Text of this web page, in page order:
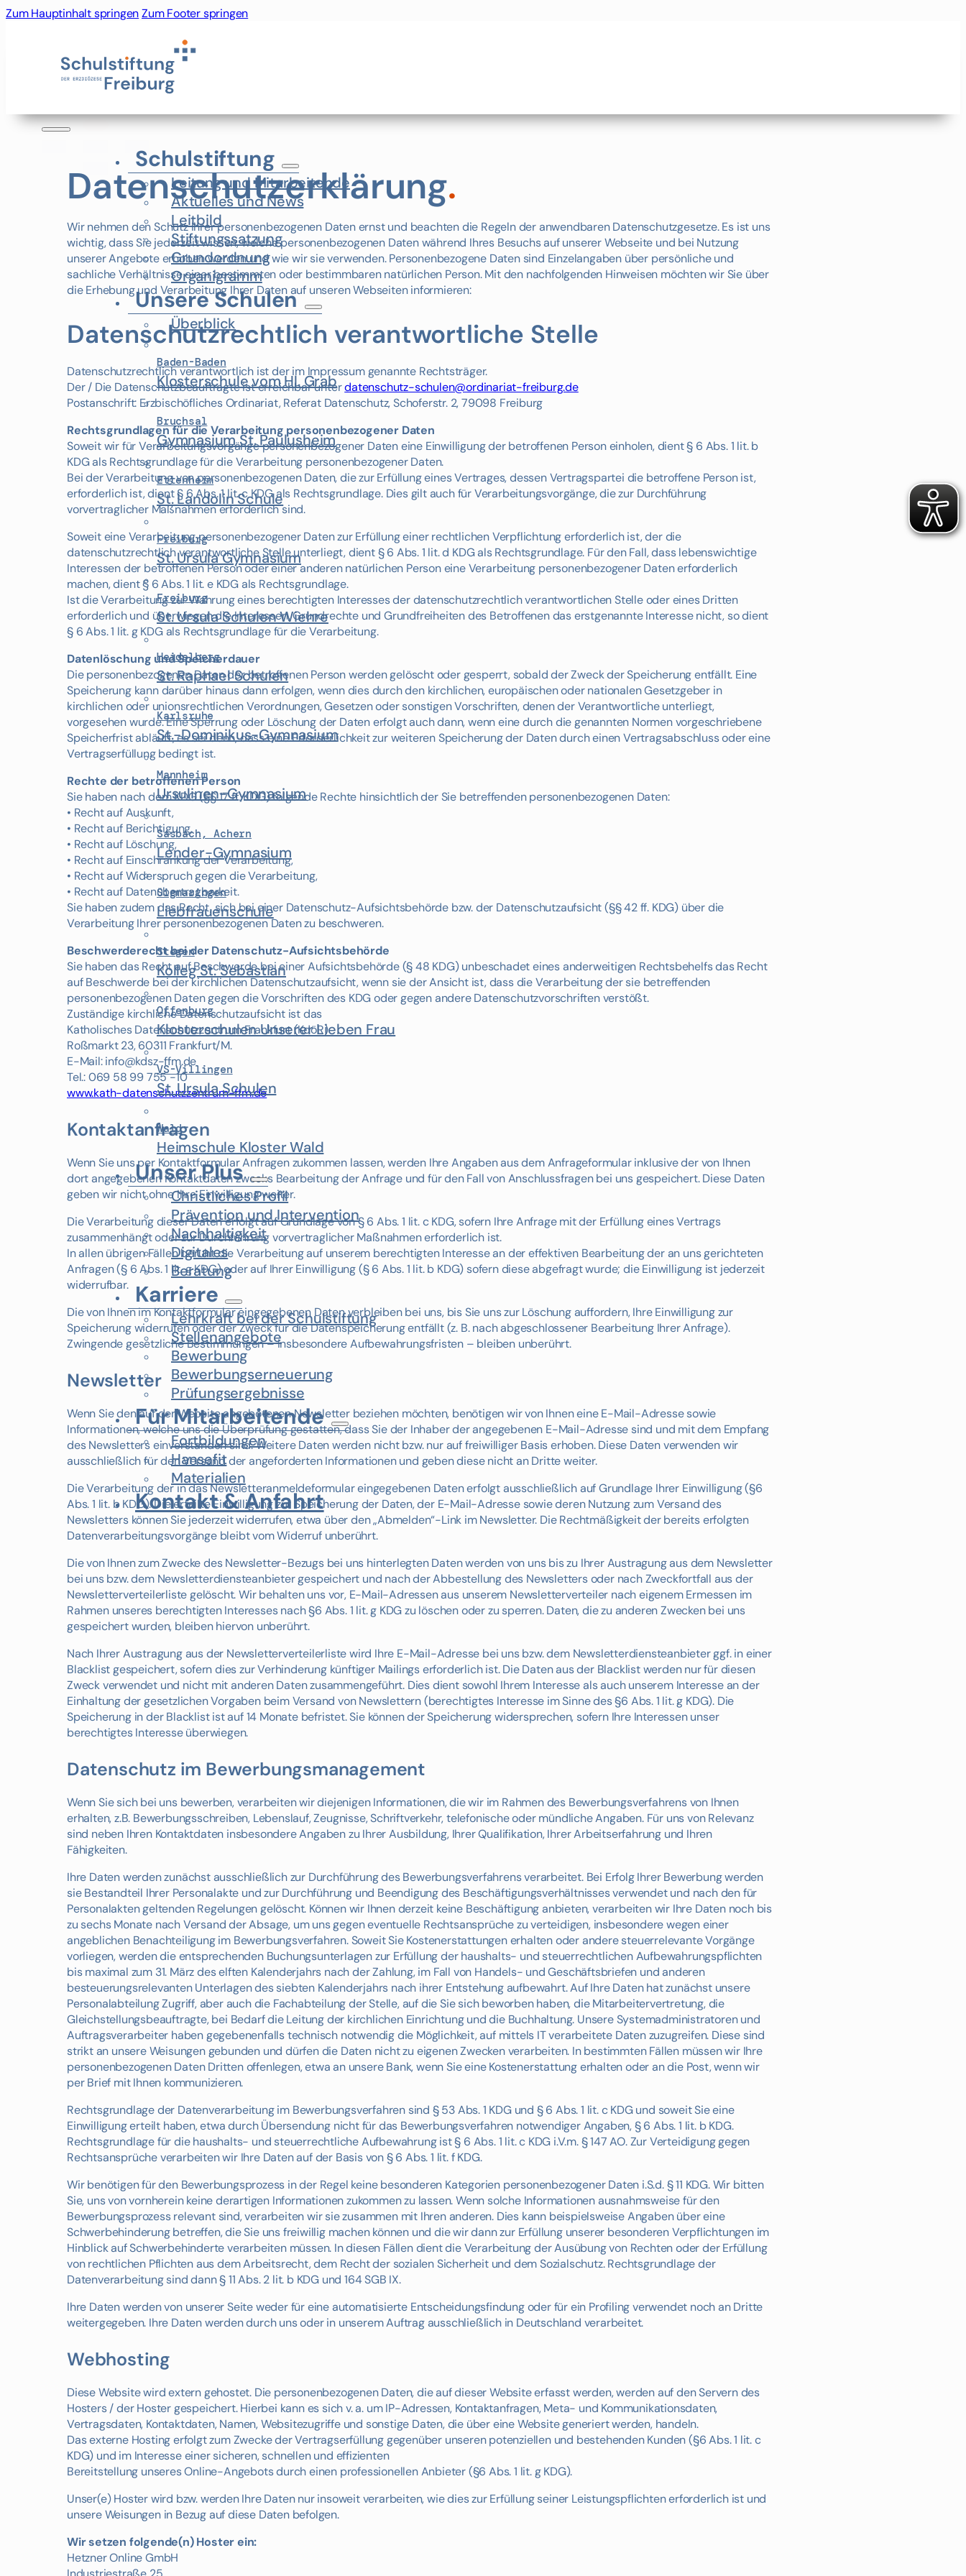
Zum Hauptinhalt springenZum Footer springen
Schulstiftung
Leitung und Mitarbeitende
Aktuelles und News
Leitbild
Stiftungssatzung
Grundordnung
Organigramm
Unsere Schulen
Überblick
Baden-Baden
Klosterschule vom Hl. Grab
Bruchsal
Gymnasium St. Paulusheim
Ettenheim
St. Landolin Schule
Freiburg
St. Ursula Gymnasium
Freiburg
St. Ursula Schulen Wiehre
Heidelberg
St. Raphael Schulen
Karlsruhe
St.-Dominikus-Gymnasium
Mannheim
Ursulinen-Gymnasium
Sasbach, Achern
Lender-Gymnasium
Sigmaringen
Liebfrauenschule
Stegen
Kolleg St. Sebastian
Offenburg
Klosterschulen Unserer Lieben Frau
VS-Villingen
St. Ursula Schulen
Wald
Heimschule Kloster Wald
Unser Plus
Christliches Profil
Prävention und Intervention
Nachhaltigkeit
Digitales
Beratung
Karriere
Lehrkraft bei der Schulstiftung
Stellenangebote
Bewerbung
Bewerbungserneuerung
Prüfungsergebnisse
Für Mitarbeitende
Fortbildungen
Hansefit
Materialien
Kontakt & Anfahrt
Datenschutzerklärung.
Wir nehmen den Schutz Ihrer personenbezogenen Daten ernst und beachten die Regeln der anwendbaren Datenschutzgesetze. Es ist uns
wichtig, dass Sie jederzeit wissen, welche personenbezogenen Daten während Ihres Besuchs auf unserer Webseite und bei Nutzung
unserer Angebote erhoben werden und wie wir sie verwenden. Personenbezogene Daten sind Einzelangaben über persönliche und
sachliche Verhältnisse einer bestimmten oder bestimmbaren natürlichen Person. Mit den nachfolgenden Hinweisen möchten wir Sie über
die Erhebung und Verarbeitung Ihrer Daten auf unseren Webseiten informieren:
Datenschutzrechtlich verantwortliche Stelle
Datenschutzrechtlich verantwortlich ist der im Impressum genannte Rechtsträger.
Der / Die Datenschutzbeauftragte ist erreichbar unterdatenschutz-schulen@ordinariat-freiburg.de
Postanschrift: Erzbischöfliches Ordinariat, Referat Datenschutz, Schoferstr. 2, 79098 Freiburg
Rechtsgrundlagen für die Verarbeitung personenbezogener Daten
Soweit wir für Verarbeitungsvorgänge personenbezogener Daten eine Einwilligung der betroffenen Person einholen, dient § 6 Abs. 1 lit. b
KDG als Rechtsgrundlage für die Verarbeitung personenbezogener Daten.
Bei der Verarbeitung von personenbezogenen Daten, die zur Erfüllung eines Vertrages, dessen Vertragspartei die betroffene Person ist,
erforderlich ist, dient § 6 Abs. 1 lit. c KDG als Rechtsgrundlage. Dies gilt auch für Verarbeitungsvorgänge, die zur Durchführung
vorvertraglicher Maßnahmen erforderlich sind.
Soweit eine Verarbeitung personenbezogener Daten zur Erfüllung einer rechtlichen Verpflichtung erforderlich ist, der die
datenschutzrechtlich verantwortliche Stelle unterliegt, dient § 6 Abs. 1 lit. d KDG als Rechtsgrundlage. Für den Fall, dass lebenswichtige
Interessen der betroffenen Person oder einer anderen natürlichen Person eine Verarbeitung personenbezogener Daten erforderlich
machen, dient § 6 Abs. 1 lit. e KDG als Rechtsgrundlage.
Ist die Verarbeitung zur Wahrung eines berechtigten Interesses der datenschutzrechtlich verantwortlichen Stelle oder eines Dritten
erforderlich und überwiegen die Interessen, Grundrechte und Grundfreiheiten des Betroffenen das erstgenannte Interesse nicht, so dient
§ 6 Abs. 1 lit. g KDG als Rechtsgrundlage für die Verarbeitung.
Datenlöschung und Speicherdauer
Die personenbezogenen Daten der betroffenen Person werden gelöscht oder gesperrt, sobald der Zweck der Speicherung entfällt. Eine
Speicherung kann darüber hinaus dann erfolgen, wenn dies durch den kirchlichen, europäischen oder nationalen Gesetzgeber in
kirchlichen oder unionsrechtlichen Verordnungen, Gesetzen oder sonstigen Vorschriften, denen der Verantwortliche unterliegt,
vorgesehen wurde. Eine Sperrung oder Löschung der Daten erfolgt auch dann, wenn eine durch die genannten Normen vorgeschriebene
Speicherfrist abläuft, es sei denn, dass eine Erforderlichkeit zur weiteren Speicherung der Daten durch einen Vertragsabschluss oder eine
Vertragserfüllung bedingt ist.
Rechte der betroffenen Person
Sie haben nach dem KDG (§§ 17 ff. KDG) folgende Rechte hinsichtlich der Sie betreffenden personenbezogenen Daten:
• Recht auf Auskunft,
• Recht auf Berichtigung,
• Recht auf Löschung,
• Recht auf Einschränkung der Verarbeitung,
• Recht auf Widerspruch gegen die Verarbeitung,
• Recht auf Datenübertragbarkeit.
Sie haben zudem das Recht, sich bei einer Datenschutz-Aufsichtsbehörde bzw. der Datenschutzaufsicht (§§ 42 ff. KDG) über die
Verarbeitung Ihrer personenbezogenen Daten zu beschweren.
Beschwerderecht bei der Datenschutz-Aufsichtsbehörde
Sie haben das Recht auf Beschwerde bei einer Aufsichtsbehörde (§ 48 KDG) unbeschadet eines anderweitigen Rechtsbehelfs das Recht
auf Beschwerde bei der kirchlichen Datenschutzaufsicht, wenn sie der Ansicht ist, dass die Verarbeitung der sie betreffenden
personenbezogenen Daten gegen die Vorschriften des KDG oder gegen andere Datenschutzvorschriften verstößt.
Zuständige kirchliche Datenschutzaufsicht ist das
Katholisches Datenschutzzentrum Frankfurt (KdöR)
Roßmarkt 23, 60311 Frankfurt/M.
E-Mail: info@kdsz-ffm.de
Tel.: 069 58 99 755 -10
www.kath-datenschutzzentrum-ffm.de
Kontaktanfragen
Wenn Sie uns per Kontaktformular Anfragen zukommen lassen, werden Ihre Angaben aus dem Anfrageformular inklusive der von Ihnen
dort angegebenen Kontaktdaten zwecks Bearbeitung der Anfrage und für den Fall von Anschlussfragen bei uns gespeichert. Diese Daten
geben wir nicht ohne Ihre Einwilligung weiter.
Die Verarbeitung dieser Daten erfolgt auf Grundlage von § 6 Abs. 1 lit. c KDG, sofern Ihre Anfrage mit der Erfüllung eines Vertrags
zusammenhängt oder zur Durchführung vorvertraglicher Maßnahmen erforderlich ist.
In allen übrigen Fällen beruht die Verarbeitung auf unserem berechtigten Interesse an der effektiven Bearbeitung der an uns gerichteten
Anfragen (§ 6 Abs. 1 lit. g KDG) oder auf Ihrer Einwilligung (§ 6 Abs. 1 lit. b KDG) sofern diese abgefragt wurde; die Einwilligung ist jederzeit
widerrufbar.
Die von Ihnen im Kontaktformular eingegebenen Daten verbleiben bei uns, bis Sie uns zur Löschung auffordern, Ihre Einwilligung zur
Speicherung widerrufen oder der Zweck für die Datenspeicherung entfällt (z. B. nach abgeschlossener Bearbeitung Ihrer Anfrage).
Zwingende gesetzliche Bestimmungen – insbesondere Aufbewahrungsfristen – bleiben unberührt.
Newsletter
Wenn Sie den auf der Website angebotenen Newsletter beziehen möchten, benötigen wir von Ihnen eine E-Mail-Adresse sowie
Informationen, welche uns die Überprüfung gestatten, dass Sie der Inhaber der angegebenen E-Mail-Adresse sind und mit dem Empfang
des Newsletters einverstanden sind. Weitere Daten werden nicht bzw. nur auf freiwilliger Basis erhoben. Diese Daten verwenden wir
ausschließlich für den Versand der angeforderten Informationen und geben diese nicht an Dritte weiter.
Die Verarbeitung der in das Newsletteranmeldeformular eingegebenen Daten erfolgt ausschließlich auf Grundlage Ihrer Einwilligung (§6
Abs. 1 lit. b KDG). Die erteilte Einwilligung zur Speicherung der Daten, der E-Mail-Adresse sowie deren Nutzung zum Versand des
Newsletters können Sie jederzeit widerrufen, etwa über den „Abmelden“-Link im Newsletter. Die Rechtmäßigkeit der bereits erfolgten
Datenverarbeitungsvorgänge bleibt vom Widerruf unberührt.
Die von Ihnen zum Zwecke des Newsletter-Bezugs bei uns hinterlegten Daten werden von uns bis zu Ihrer Austragung aus dem Newsletter
bei uns bzw. dem Newsletterdiensteanbieter gespeichert und nach der Abbestellung des Newsletters oder nach Zweckfortfall aus der
Newsletterverteilerliste gelöscht. Wir behalten uns vor, E-Mail-Adressen aus unserem Newsletterverteiler nach eigenem Ermessen im
Rahmen unseres berechtigten Interesses nach §6 Abs. 1 lit. g KDG zu löschen oder zu sperren. Daten, die zu anderen Zwecken bei uns
gespeichert wurden, bleiben hiervon unberührt.
Nach Ihrer Austragung aus der Newsletterverteilerliste wird Ihre E-Mail-Adresse bei uns bzw. dem Newsletterdiensteanbieter ggf. in einer
Blacklist gespeichert, sofern dies zur Verhinderung künftiger Mailings erforderlich ist. Die Daten aus der Blacklist werden nur für diesen
Zweck verwendet und nicht mit anderen Daten zusammengeführt. Dies dient sowohl Ihrem Interesse als auch unserem Interesse an der
Einhaltung der gesetzlichen Vorgaben beim Versand von Newslettern (berechtigtes Interesse im Sinne des §6 Abs. 1 lit. g KDG). Die
Speicherung in der Blacklist ist auf 14 Monate befristet. Sie können der Speicherung widersprechen, sofern Ihre Interessen unser
berechtigtes Interesse überwiegen.
Datenschutz im Bewerbungsmanagement
Wenn Sie sich bei uns bewerben, verarbeiten wir diejenigen Informationen, die wir im Rahmen des Bewerbungsverfahrens von Ihnen
erhalten, z.B. Bewerbungsschreiben, Lebenslauf, Zeugnisse, Schriftverkehr, telefonische oder mündliche Angaben. Für uns von Relevanz
sind neben Ihren Kontaktdaten insbesondere Angaben zu Ihrer Ausbildung, Ihrer Qualifikation, Ihrer Arbeitserfahrung und Ihren
Fähigkeiten.
Ihre Daten werden zunächst ausschließlich zur Durchführung des Bewerbungsverfahrens verarbeitet. Bei Erfolg Ihrer Bewerbung werden
sie Bestandteil Ihrer Personalakte und zur Durchführung und Beendigung des Beschäftigungsverhältnisses verwendet und nach den für
Personalakten geltenden Regelungen gelöscht. Können wir Ihnen derzeit keine Beschäftigung anbieten, verarbeiten wir Ihre Daten noch bis
zu sechs Monate nach Versand der Absage, um uns gegen eventuelle Rechtsansprüche zu verteidigen, insbesondere wegen einer
angeblichen Benachteiligung im Bewerbungsverfahren. Soweit Sie Kostenerstattungen erhalten oder andere steuerrelevante Vorgänge
vorliegen, werden die entsprechenden Buchungsunterlagen zur Erfüllung der haushalts- und steuerrechtlichen Aufbewahrungspflichten
bis maximal zum 31. März des elften Kalenderjahrs nach der Zahlung, im Fall von Handels- und Geschäftsbriefen und anderen
besteuerungsrelevanten Unterlagen des siebten Kalenderjahrs nach ihrer Entstehung aufbewahrt. Auf Ihre Daten hat zunächst unsere
Personalabteilung Zugriff, aber auch die Fachabteilung der Stelle, auf die Sie sich beworben haben, die Mitarbeitervertretung, die
Gleichstellungsbeauftragte, bei Bedarf die Leitung der kirchlichen Einrichtung und die Buchhaltung. Unsere Systemadministratoren und
Auftragsverarbeiter haben gegebenenfalls technisch notwendig die Möglichkeit, auf mittels IT verarbeitete Daten zuzugreifen. Diese sind
strikt an unsere Weisungen gebunden und dürfen die Daten nicht zu eigenen Zwecken verarbeiten. In bestimmten Fällen müssen wir Ihre
personenbezogenen Daten Dritten offenlegen, etwa an unsere Bank, wenn Sie eine Kostenerstattung erhalten oder an die Post, wenn wir
per Brief mit Ihnen kommunizieren.
Rechtsgrundlage der Datenverarbeitung im Bewerbungsverfahren sind § 53 Abs. 1 KDG und § 6 Abs. 1 lit. c KDG und soweit Sie eine
Einwilligung erteilt haben, etwa durch Übersendung nicht für das Bewerbungsverfahren notwendiger Angaben, § 6 Abs. 1 lit. b KDG.
Rechtsgrundlage für die haushalts- und steuerrechtliche Aufbewahrung ist § 6 Abs. 1 lit. c KDG i.V.m. § 147 AO. Zur Verteidigung gegen
Rechtsansprüche verarbeiten wir Ihre Daten auf der Basis von § 6 Abs. 1 lit. f KDG.
Wir benötigen für den Bewerbungsprozess in der Regel keine besonderen Kategorien personenbezogener Daten i.S.d. § 11 KDG. Wir bitten
Sie, uns von vornherein keine derartigen Informationen zukommen zu lassen. Wenn solche Informationen ausnahmsweise für den
Bewerbungsprozess relevant sind, verarbeiten wir sie zusammen mit Ihren anderen. Dies kann beispielsweise Angaben über eine
Schwerbehinderung betreffen, die Sie uns freiwillig machen können und die wir dann zur Erfüllung unserer besonderen Verpflichtungen im
Hinblick auf Schwerbehinderte verarbeiten müssen. In diesen Fällen dient die Verarbeitung der Ausübung von Rechten oder der Erfüllung
von rechtlichen Pflichten aus dem Arbeitsrecht, dem Recht der sozialen Sicherheit und dem Sozialschutz. Rechtsgrundlage der
Datenverarbeitung sind dann § 11 Abs. 2 lit. b KDG und 164 SGB IX.
Ihre Daten werden von unserer Seite weder für eine automatisierte Entscheidungsfindung oder für ein Profiling verwendet noch an Dritte
weitergegeben. Ihre Daten werden durch uns oder in unserem Auftrag ausschließlich in Deutschland verarbeitet.
Webhosting
Diese Website wird extern gehostet. Die personenbezogenen Daten, die auf dieser Website erfasst werden, werden auf den Servern des
Hosters / der Hoster gespeichert. Hierbei kann es sich v. a. um IP-Adressen, Kontaktanfragen, Meta- und Kommunikationsdaten,
Vertragsdaten, Kontaktdaten, Namen, Websitezugriffe und sonstige Daten, die über eine Website generiert werden, handeln.
Das externe Hosting erfolgt zum Zwecke der Vertragserfüllung gegenüber unseren potenziellen und bestehenden Kunden (§6 Abs. 1 lit. c
KDG) und im Interesse einer sicheren, schnellen und effizienten
Bereitstellung unseres Online-Angebots durch einen professionellen Anbieter (§6 Abs. 1 lit. g KDG).
Unser(e) Hoster wird bzw. werden Ihre Daten nur insoweit verarbeiten, wie dies zur Erfüllung seiner Leistungspflichten erforderlich ist und
unsere Weisungen in Bezug auf diese Daten befolgen.
Wir setzen folgende(n) Hoster ein:
Hetzner Online GmbH